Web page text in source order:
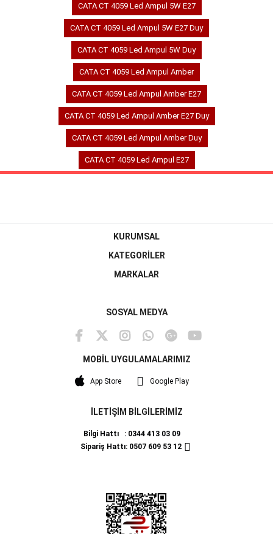
CATA CT 4059 Led Ampul 5W E27
CATA CT 4059 Led Ampul 5W E27 Duy
CATA CT 4059 Led Ampul 5W Duy
CATA CT 4059 Led Ampul Amber
CATA CT 4059 Led Ampul Amber E27
CATA CT 4059 Led Ampul Amber E27 Duy
CATA CT 4059 Led Ampul Amber Duy
CATA CT 4059 Led Ampul E27
KURUMSAL
KATEGORİLER
MARKALAR
SOSYAL MEDYA
MOBİL UYGULAMALARIMIZ
App Store Google Play
İLETİŞİM BİLGİLERİMİZ
Bilgi Hattı : 0344 413 03 09
Sipariş Hattı: 0507 609 53 12